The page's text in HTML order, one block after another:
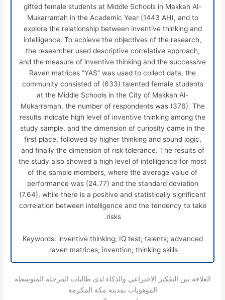
gifted female students at Middle Schools in Makkah Al-
Mukarramah in the Academic Year (1443 AH), and to
explore the relationship between inventive thinking and
intelligence. To achieve the objectives of the research,
the researcher used descriptive correlative approach,
and the measure of inventive thinking and the successive
Raven matrices “YAS” was used to collect data, the
community consisted of (633) talented female students
at the Middle Schools in the City of Makkah Al-
Mukarramah, the number of respondents was (376). The
results indicate high level of inventive thinking among the
study sample, and the dimension of curiosity came in the
first place, followed by higher thinking and sound logic,
and finally the dimension of risk tolerance. The results of
the study also showed a high level of intelligence for most
of the sample members, where the average value of
performance was (24.77) and the standard deviation
(7.64), while there is a positive and statistically significant
correlation between intelligence and the tendency to take
risks.
Keywords: inventive thinking; IQ test; talents; advanced
raven matrices; invention; thinking skills.
العلاقة بين التفكير الاختراعي والذكاء لدى طالبات المرحلة المتوسطة
الموهوبات بمدينة مكة المكرمة